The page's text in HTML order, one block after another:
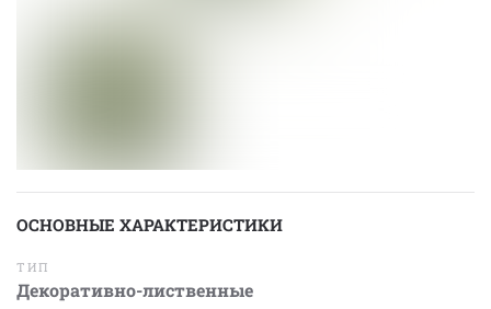
ОСНОВНЫЕ ХАРАКТЕРИСТИКИ
ТИП
Декоративно-лиственные